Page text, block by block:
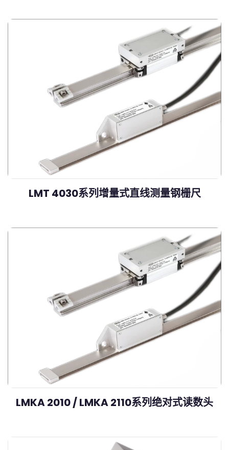
LMT 4030系列增量式直线测量钢栅尺
LMKA 2010 / LMKA 2110系列绝对式读数头